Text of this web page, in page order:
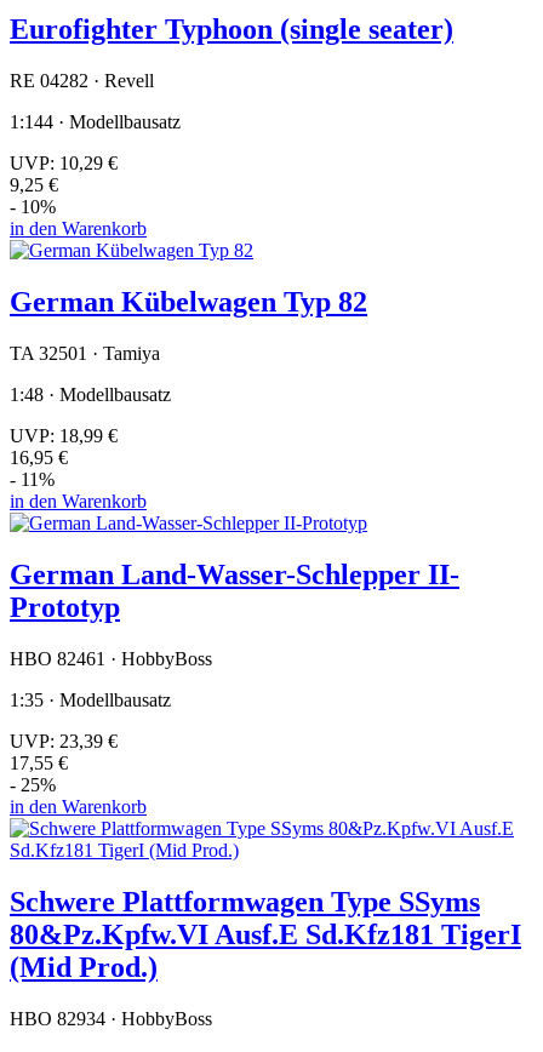
Eurofighter Typhoon (single seater)
RE 04282 · Revell
1:144 · Modellbausatz
UVP: 10,29 €
9,25 €
- 10%
in den Warenkorb
German Kübelwagen Typ 82
TA 32501 · Tamiya
1:48 · Modellbausatz
UVP: 18,99 €
16,95 €
- 11%
in den Warenkorb
German Land-Wasser-Schlepper II-
Prototyp
HBO 82461 · HobbyBoss
1:35 · Modellbausatz
UVP: 23,39 €
17,55 €
- 25%
in den Warenkorb
Schwere Plattformwagen Type SSyms
80&Pz.Kpfw.VI Ausf.E Sd.Kfz181 TigerI
(Mid Prod.)
HBO 82934 · HobbyBoss